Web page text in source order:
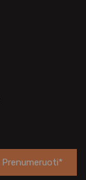
Prenumeruoti*